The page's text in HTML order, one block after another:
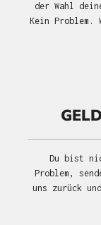
der Wahl
Kein Problem.
Du bist
Problem,
uns zurück